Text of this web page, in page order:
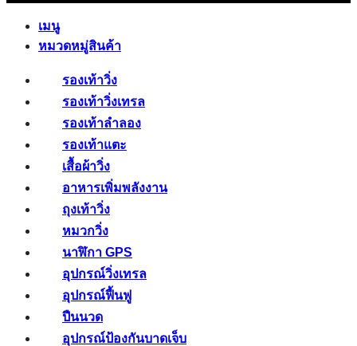
เมนู
หมวดหมู่สินค้า
รองเท้าวิ่ง
รองเท้าวิ่งเทรล
รองเท้าลำลอง
รองเท้าแตะ
เสื้อผ้าวิ่ง
อาหารเพิ่มพลังงาน
ถุงเท้าวิ่ง
หมวกวิ่ง
นาฬิกา GPS
อุปกรณ์วิ่งเทรล
อุปกรณ์ฟื้นฟู
ปืนนวด
อุปกรณ์ป้องกันบาดเจ็บ